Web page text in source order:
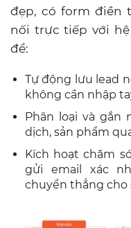
đẹp, có form điền
nối trực tiếp với
để:
Tự động lưu lead
không cần nhập
Phân loại và gắn
dịch, sản phẩm
Kích hoạt chăm
gửi email xác
chuyển thẳng cho